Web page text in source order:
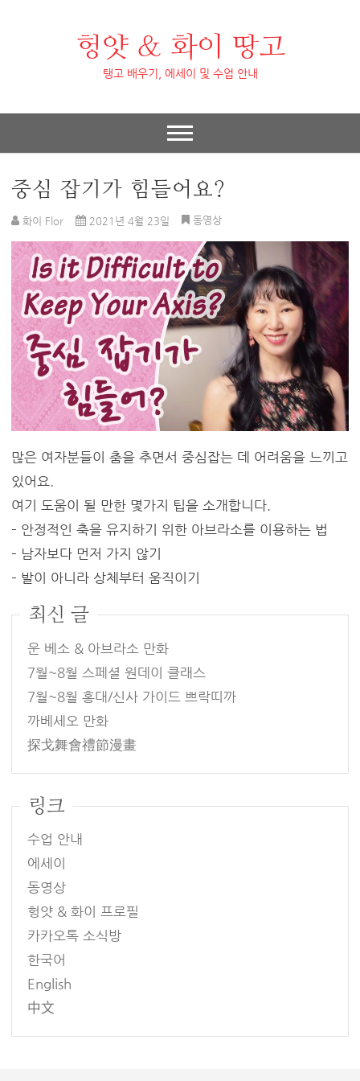
헝얏 & 화이 땅고
탱고 배우기, 에세이 및 수업 안내
중심 잡기가 힘들어요?
화이 Flor 2021년 4월 23일 동영상
많은 여자분들이 춤을 추면서 중심잡는 데 어려움을 느끼고
있어요.
여기 도움이 될 만한 몇가지 팁을 소개합니다.
– 안정적인 축을 유지하기 위한 아브라소를 이용하는 법
– 남자보다 먼저 가지 않기
– 발이 아니라 상체부터 움직이기
최신 글
운 베소 & 아브라소 만화
7월~8월 스페셜 원데이 클래스
7월~8월 홍대/신사 가이드 쁘락띠까
까베세오 만화
探戈舞會禮節漫畫
링크
수업 안내
에세이
동영상
헝얏 & 화이 프로필
카카오톡 소식방
한국어
English
中文